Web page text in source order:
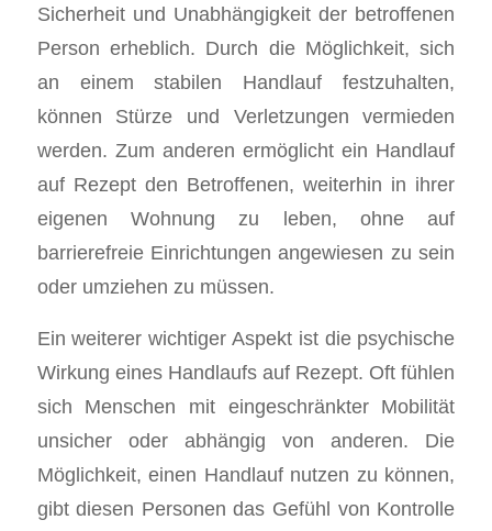
Sicherheit und Unabhängigkeit der betroffenen
Person erheblich. Durch die Möglichkeit, sich
an einem stabilen Handlauf festzuhalten,
können Stürze und Verletzungen vermieden
werden. Zum anderen ermöglicht ein Handlauf
auf Rezept den Betroffenen, weiterhin in ihrer
eigenen Wohnung zu leben, ohne auf
barrierefreie Einrichtungen angewiesen zu sein
oder umziehen zu müssen.
Ein weiterer wichtiger Aspekt ist die psychische
Wirkung eines Handlaufs auf Rezept. Oft fühlen
sich Menschen mit eingeschränkter Mobilität
unsicher oder abhängig von anderen. Die
Möglichkeit, einen Handlauf nutzen zu können,
gibt diesen Personen das Gefühl von Kontrolle